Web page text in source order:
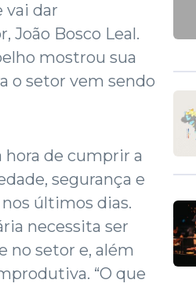
vai dar
João Bosco Leal.
mostrou sua
o setor vem sendo
hora de cumprir a
segurança e
últimos dias.
necessita ser
no setor e, além
“O que